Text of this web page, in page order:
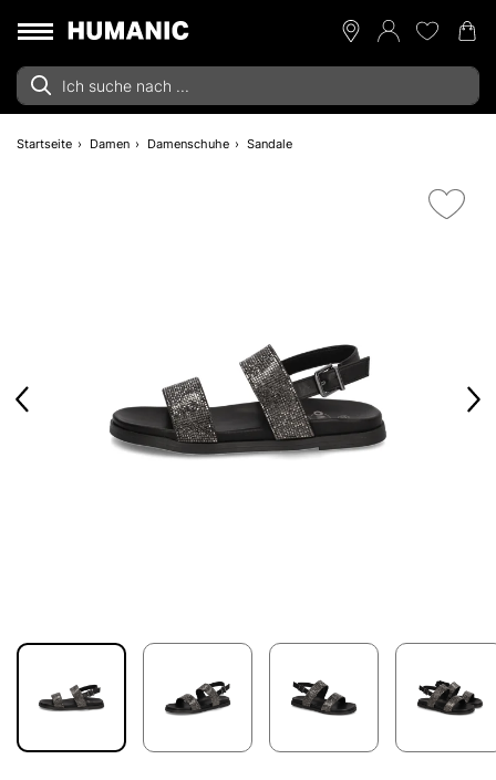
Startseite Damen Damenschuhe Sandale